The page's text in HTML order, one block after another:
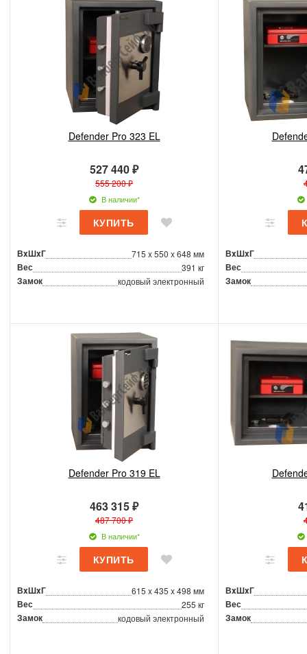
Defender Pro 323 EL
527 440 ₽
555 200 ₽
В наличии*
ВxШxГ 715 x 550 x 648 мм
Вес 391 кг
Замок кодовый электронный
ВxШxГ
Вес
Замок
Defender Pro 319 EL
463 315 ₽
487 700 ₽
В наличии*
ВxШxГ 615 x 435 x 498 мм
Вес 255 кг
Замок кодовый электронный
ВxШxГ
Вес
Замок